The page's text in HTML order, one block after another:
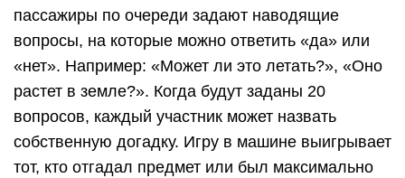
пассажиры по очереди задают наводящие
вопросы, на которые можно ответить «да» или
«нет». Например: «Может ли это летать?», «Оно
растет в земле?». Когда будут заданы 20
вопросов, каждый участник может назвать
собственную догадку. Игру в машине выигрывает
тот, кто отгадал предмет или был максимально